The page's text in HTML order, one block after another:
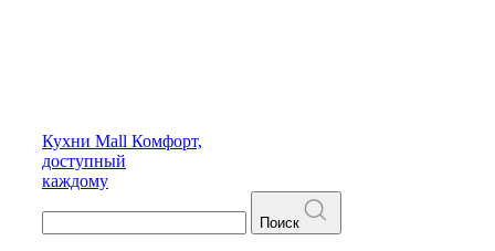
Кухни Mall Комфорт,
доступный
каждому
Поиск